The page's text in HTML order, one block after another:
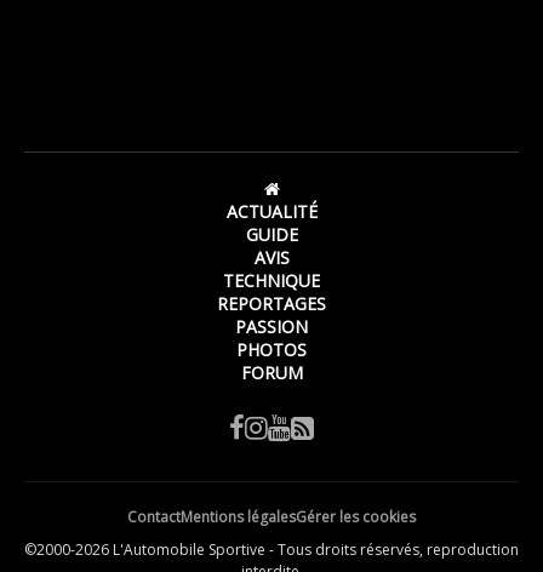
ACTUALITÉ
GUIDE
AVIS
TECHNIQUE
REPORTAGES
PASSION
PHOTOS
FORUM
ContactMentions légalesGérer les cookies
©2000-2026 L'Automobile Sportive - Tous droits réservés, reproduction